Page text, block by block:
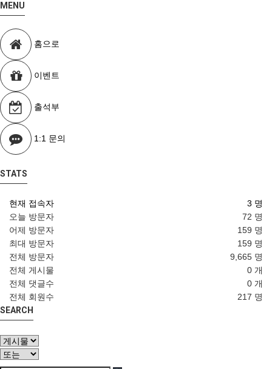
MENU
홈으로
이벤트
출석부
1:1 문의
STATS
3 명
현재 접속자
72 명
오늘 방문자
159 명
어제 방문자
159 명
최대 방문자
9,665 명
전체 방문자
0 개
전체 게시물
0 개
전체 댓글수
217 명
전체 회원수
SEARCH